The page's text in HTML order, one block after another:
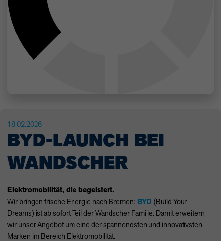
18.02.2026
BYD-LAUNCH BEI
WANDSCHER
Elektromobilität, die begeistert.
Wir bringen frische Energie nach Bremen: BYD (Build Your
Dreams) ist ab sofort Teil der Wandscher Familie. Damit erweitern
wir unser Angebot um eine der spannendsten und innovativsten
Marken im Bereich Elektromobilität.